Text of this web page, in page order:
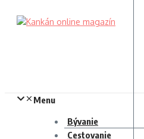
Menu
Bývanie
Cestovanie